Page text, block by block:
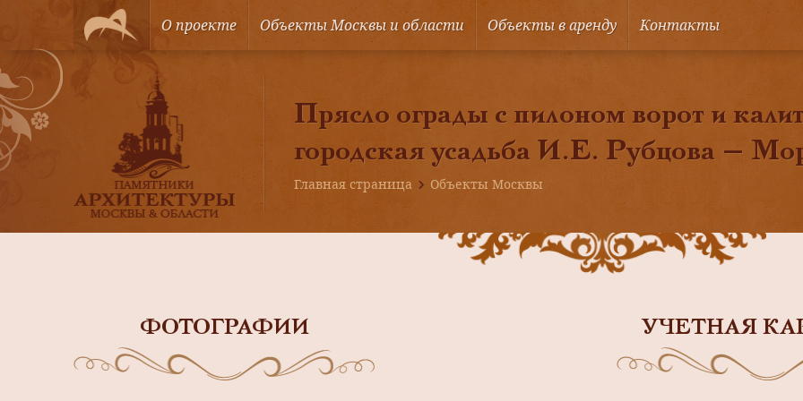
О проекте Объекты Москвы и области Объекты в аренду Контакты
Прясло ограды с пилоном ворот и
городская усадьба И.Е. Рубцова —
Главная страница Объекты Москвы
ФОТОГРАФИИ УЧЕТНАЯ